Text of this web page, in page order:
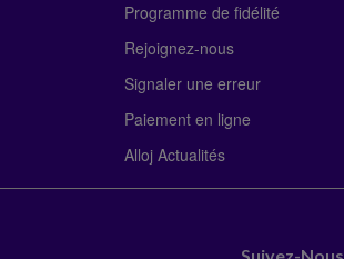
Programme de fidélité
Rejoignez-nous
Signaler une erreur
Paiement en ligne
Alloj Actualités